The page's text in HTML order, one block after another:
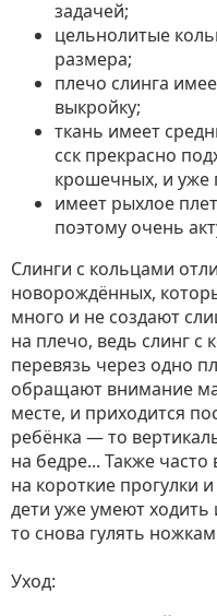
задачей;
цельнолитые
размера;
плечо слинга
выкройку;
ткань имеет
сск прекрасно
крошечных, и уже
имеет рыхлое
поэтому очень
Слинги с кольцами
новорождённых,
много и не создают
на плечо, ведь слинг с
перевязь через одно
обращают внимание
месте, и приходится
ребёнка — то
на бедре... Также
на короткие прогулки
дети уже умеют ходить
то снова гулять
Уход: